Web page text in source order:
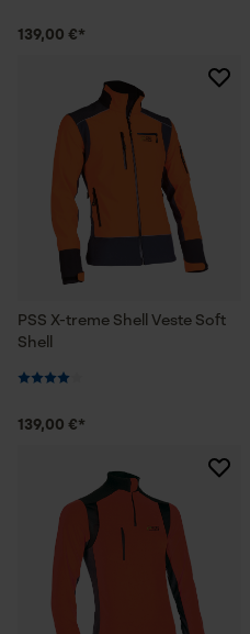
139,00 €*
PSS X-treme Shell Veste Soft
Shell
139,00 €*